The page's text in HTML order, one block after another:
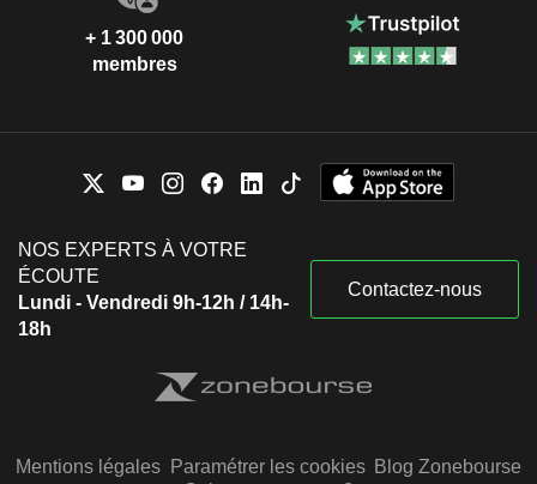
+ 1 300 000
membres
NOS EXPERTS À VOTRE
ÉCOUTE
Lundi - Vendredi 9h-12h / 14h-
18h
Contactez-nous
Mentions légales Paramétrer les cookies Blog Zonebourse